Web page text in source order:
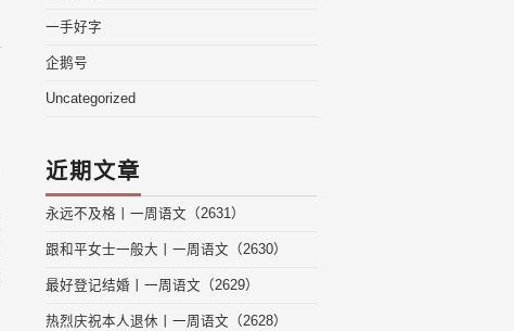
一手好字
企鹅号
Uncategorized
近期文章
永远不及格丨一周语文（2631）
跟和平女士一般大丨一周语文（2630）
最好登记结婚丨一周语文（2629）
热烈庆祝本人退休丨一周语文（2628）